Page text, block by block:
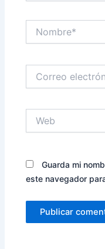
electrónico*
Guarda mi
este navegador